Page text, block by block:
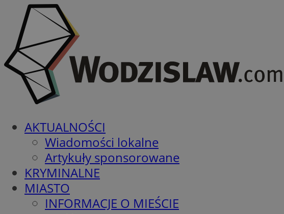
AKTUALNOŚCI
Wiadomości lokalne
Artykuły sponsorowane
KRYMINALNE
MIASTO
INFORMACJE O MIEŚCIE